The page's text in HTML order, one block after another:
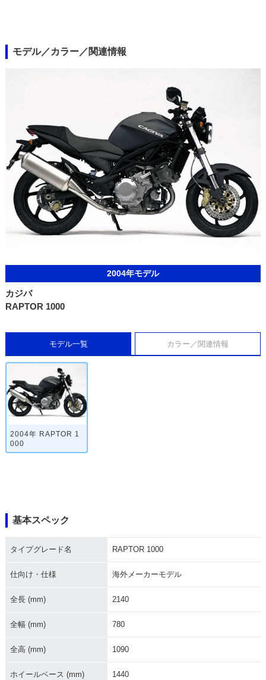
モデル／カラー／関連情報
2004年モデル
カジバ
RAPTOR 1000
モデル一覧 カラー／関連情報
2004年 RAPTOR 1
000
基本スペック
タイプグレード名 RAPTOR 1000
仕向け・仕様 海外メーカーモデル
全長 (mm) 2140
全幅 (mm) 780
全高 (mm) 1090
ホイールベース (mm) 1440